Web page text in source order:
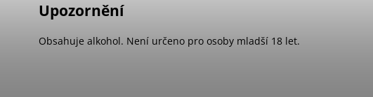
Upozornění
Obsahuje alkohol. Není určeno pro osoby mladší 18 let.